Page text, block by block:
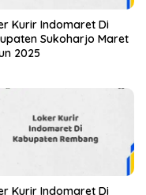
Kurir Indomaret Di
Sukoharjo Maret
2025
Kurir Indomaret Di